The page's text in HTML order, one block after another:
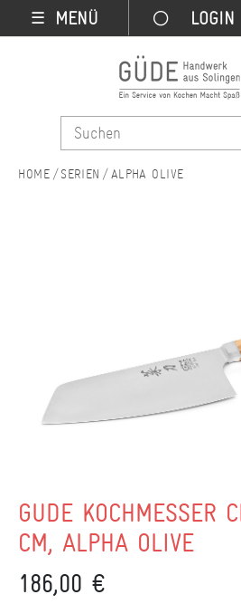
☰ MENÜ
SERIEN ALPHA OLIVE
GÜDE KOCHMESSER
CM, ALPHA OLIVE
186,00 €